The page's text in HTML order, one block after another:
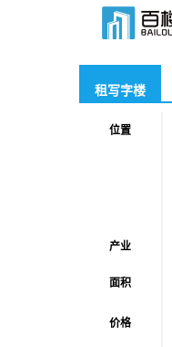
租写字楼
位置
产业
面积
价格